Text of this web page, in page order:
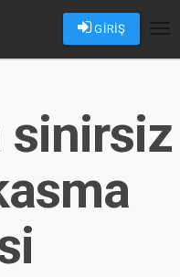
GİRİŞ
sinirsiz